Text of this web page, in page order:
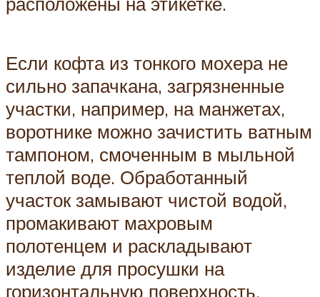
Если кофта из тонкого мохера не
сильно запачкана, загрязненные
участки, например, на манжетах,
воротнике можно зачистить ватным
тампоном, смоченным в мыльной
теплой воде. Обработанный
участок замывают чистой водой,
промакивают махровым
полотенцем и раскладывают
изделие для просушки на
горизонтальную поверхность.